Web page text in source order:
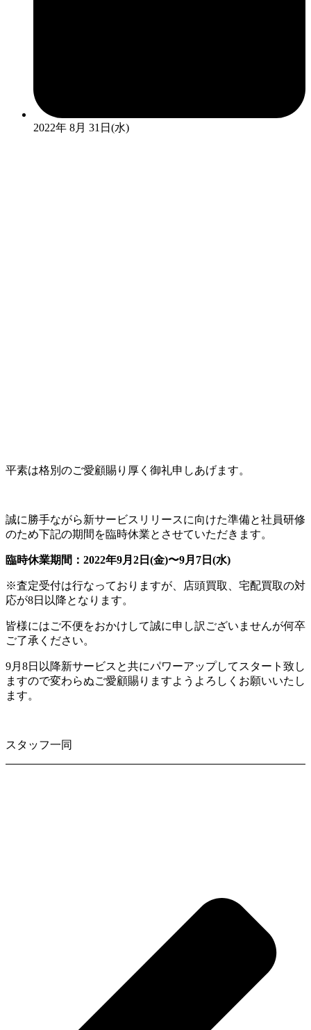
2022年 8月 31日(水)
平素は格別のご愛顧賜り厚く御礼申しあげます。
誠に勝手ながら新サービスリリースに向けた準備と社員研修
のため下記の期間を臨時休業とさせていただきます。
臨時休業期間：2022年9月2日(金)〜9月7日(水)
※査定受付は行なっておりますが、店頭買取、宅配買取の対
応が8日以降となります。
皆様にはご不便をおかけして誠に申し訳ございませんが何卒
ご了承ください。
9月8日以降新サービスと共にパワーアップしてスタート致し
ますので変わらぬご愛顧賜りますようよろしくお願いいたし
ます。
スタッフ一同